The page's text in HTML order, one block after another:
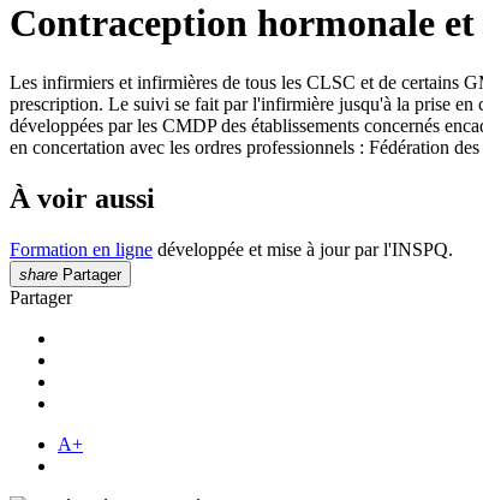
Contraception hormonale
Les infirmiers et infirmières de tous les CLSC et de certains
prescription. Le suivi se fait par l'infirmière jusqu'à la prise en
développées par les CMDP des établissements concernés
en concertation avec les ordres professionnels : Fédération
À voir aussi
Formation en ligne développée et mise à jour par l'INSPQ.
share Partager
Partager
A+